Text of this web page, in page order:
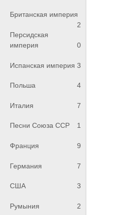
Британская империя
2
Персидская
империя
0
Испанская империя 3
Польша 4
Италия 7
Песни Союза ССР 1
Франция 9
Германия 7
США 3
Румыния 2